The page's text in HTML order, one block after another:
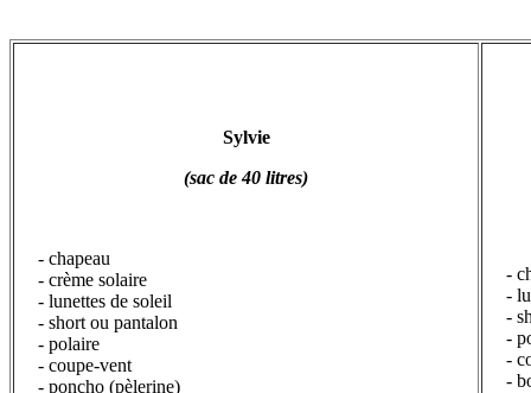
Sylvie
(sac de 40 litres)
- chapeau
- crème solaire
- lunettes de soleil
- short ou pantalon
- polaire
- coupe-vent
- poncho (pèlerine)
-
-
-
-
-
-